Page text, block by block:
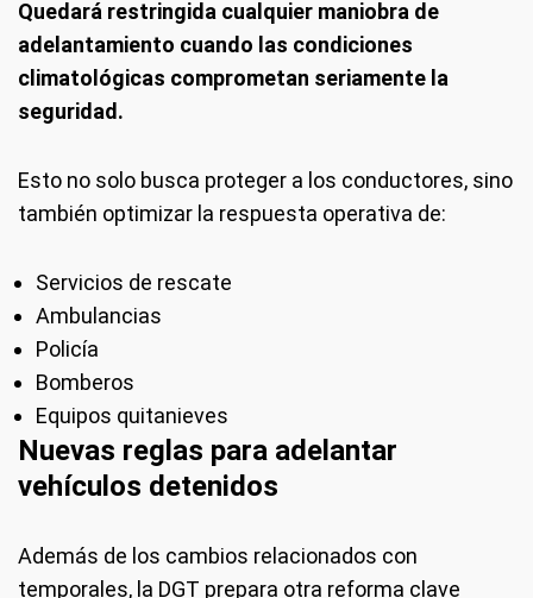
Quedará restringida cualquier maniobra de
adelantamiento cuando las condiciones
climatológicas comprometan seriamente la
seguridad.
Esto no solo busca proteger a los conductores, sino
también optimizar la respuesta operativa de:
Servicios de rescate
Ambulancias
Policía
Bomberos
Equipos quitanieves
Nuevas reglas para adelantar
vehículos detenidos
Además de los cambios relacionados con
temporales, la DGT prepara otra reforma clave